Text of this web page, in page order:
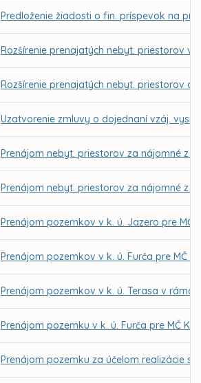
Predloženie žiadosti o fin. príspevok na
Rozšírenie prenajatých nebyt. priestorov v
Rozšírenie prenajatých nebyt. priestorov a
Uzatvorenie zmluvy o dojednaní vzáj.
Prenájom nebyt. priestorov za nájomné z
Prenájom nebyt. priestorov za nájomné z
Prenájom pozemkov v k. ú. Jazero pre
Prenájom pozemkov v k. ú. Furča pre MČ
Prenájom pozemkov v k. ú. Terasa v rámci
Prenájom pozemku v k. ú. Furča pre MČ
Prenájom pozemku za účelom realizácie